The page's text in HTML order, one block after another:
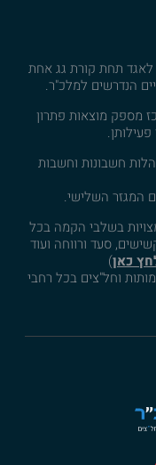
הנדרשים למלכ"ר.
מספק מוצאות פתרון
חשבונות וחשבות
המגזר השלישי.
בשלבי הקמה בכל
סעד ורווחה ועוד
כאן)
וחל"צים בכל רחבי